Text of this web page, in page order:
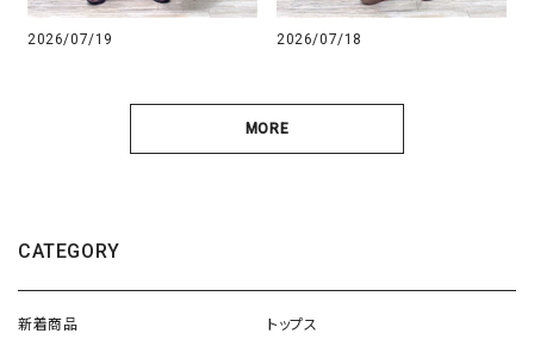
2026/07/19 2026/07/18
MORE
CATEGORY
新着商品 トップス